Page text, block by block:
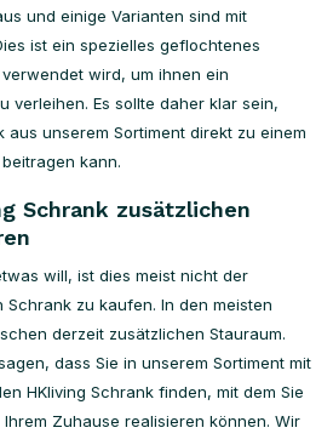
und einige Varianten sind mit
ist ein spezielles geflochtenes
wird, um ihnen ein
verleihen. Es sollte daher klar sein,
aus unserem Sortiment direkt zu einem
kann.
Schrank zusätzlichen
will, ist dies meist nicht der
zu kaufen. In den meisten
derzeit zusätzlichen Stauraum.
dass Sie in unserem Sortiment mit
HKliving Schrank finden, mit dem Sie
Zuhause realisieren können. Wir